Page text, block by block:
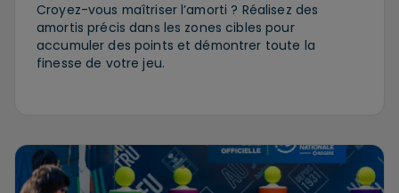
Croyez-vous maîtriser l’amorti ? Réalisez des
amortis précis dans les zones cibles pour
accumuler des points et démontrer toute la
finesse de votre jeu.